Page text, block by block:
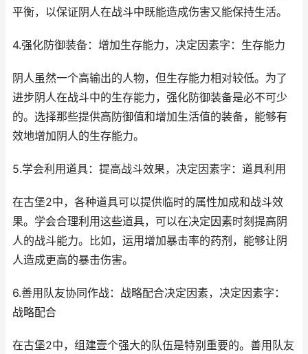
平衡，以保证阴人在战斗中既能造成伤害又能保持生活。
4.强化防御装备：增加生存能力，决定因素字：生存能力
阴人虽然一个高输出的人物，但生存能力相对较低。为了
进步阴人在战斗中的生存能力，强化防御装备是必不可少
的。选择那些提供高防御值和增加生活值的装备，能够有
效地增加阴人的生存能力。
5.学会利用道具：提高战斗效果，决定因素字：道具利用
在古堡2中，各种道具可以提供临时的属性加成和战斗效
果。学会合理利用这些道具，可以在决定因素时刻提高阴
人的战斗能力。比如，运用增加暴击率的药剂，能够让阴
人造成更高的暴击伤害。
6.善用队友协同作战：战略配合决定因素，决定因素字：
战略配合
在古堡2中，组建壹个强大的队伍是特别重要的。善用队友